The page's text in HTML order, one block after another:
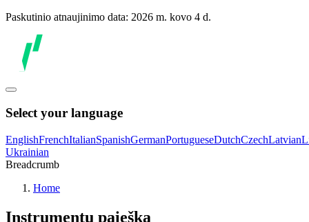
Paskutinio atnaujinimo data: 2026 m. kovo 4 d.
Select your language
EnglishFrenchItalianSpanishGermanPortugueseDutchCzechLatvian
Ukrainian
Breadcrumb
Home
Instrumentų paieška